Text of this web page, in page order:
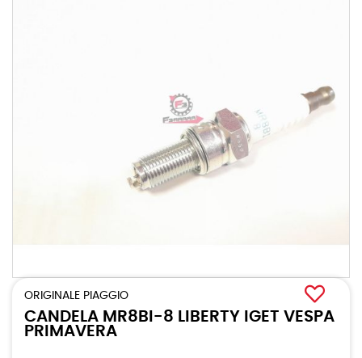
all'inizio
galleria
immagini
ORIGINALE PIAGGIO
CANDELA MR8BI-8 LIBERTY IGET VESPA
PRIMAVERA